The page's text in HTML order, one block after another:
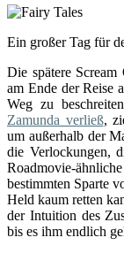
Ein großer Tag für
Die spätere
am Ende der Reise
Weg zu
Zamunda verließ,
um außerhalb der
die Verlockungen,
Roadmovie-
bestimmten Sparte
Held kaum retten
der Intuition des
bis es ihm endlich